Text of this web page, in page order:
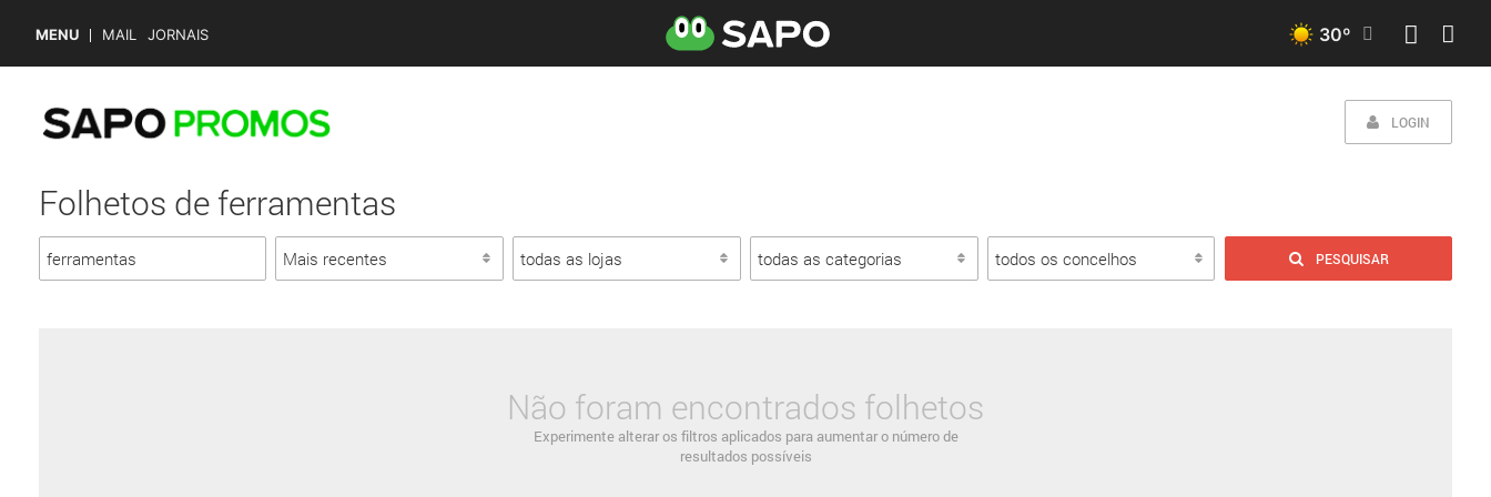
MENU MAIL JORNAIS 30º
LOGIN
Folhetos de ferramentas
PESQUISAR
Não foram encontrados folhetos
Experimente alterar os filtros aplicados para aumentar o número de
resultados possíveis